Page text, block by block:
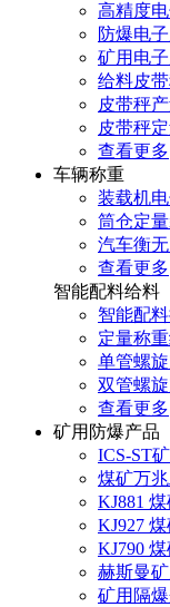
高精度
防爆电
矿用电
给料皮
皮带秤
皮带秤
查看更多
车辆称重
装载机
筒仓定
汽车衡
查看更多
智能配料给料
智能配
定量称
单管螺
双管螺
查看更多
矿用防爆产品
ICS-ST
煤矿万
KJ881
KJ927
KJ790
赫斯曼
矿用隔